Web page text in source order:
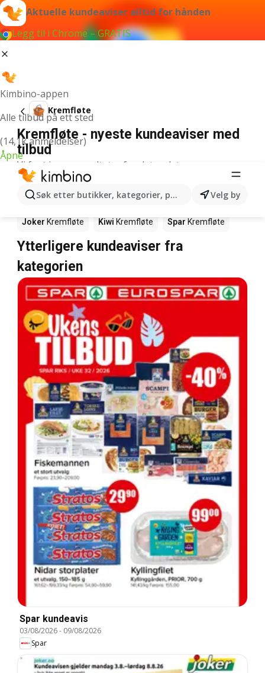
Aktuelle kundeaviser alltid for hånden
Legg til i Chrome – GRATIS
Kimbino-appen
Alle tilbud på ett sted
(14,1k anmeldelser)
Åpne
Søk etter butikker, kategorier, produkter...Velg by
Kremfløte
Kremfløte - nyeste kundeaviser med
tilbud
Vi fant ingen resultater for det ordet.
Kremfløte det er kampanje på - hvor
får jeg kjøpt det?
Joker Kremfløte Kiwi Kremfløte Spar Kremfløte
Ytterligere kundeaviser fra
kategorien
Spar kundeavis
03/08/2026- 09/08/2026
Spar